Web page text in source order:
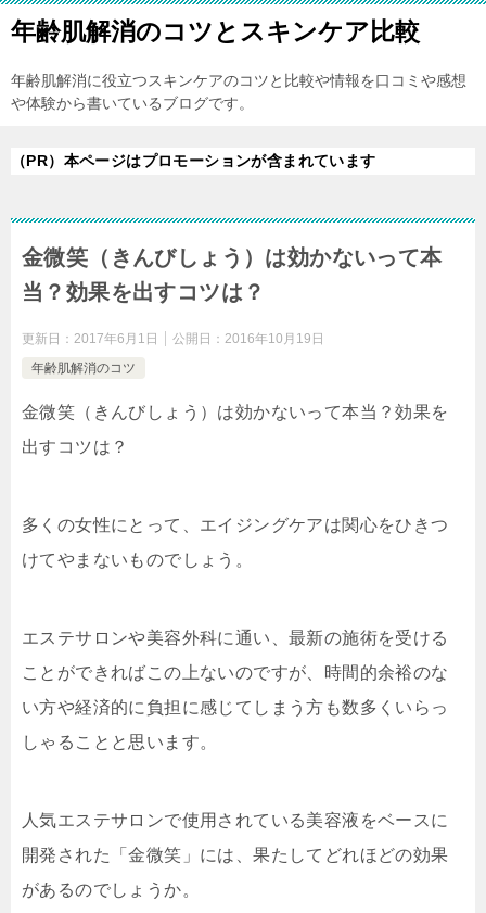
年齢肌解消のコツとスキンケア比較
年齢肌解消に役立つスキンケアのコツと比較や情報を口コミや感想
や体験から書いているブログです。
（PR）本ページはプロモーションが含まれています
金微笑（きんびしょう）は効かないって本
当？効果を出すコツは？
更新日： 2017年6月1日 公開日： 2016年10月19日
年齢肌解消のコツ
金微笑（きんびしょう）は効かないって本当？効果を
出すコツは？
多くの女性にとって、エイジングケアは関心をひきつ
けてやまないものでしょう。
エステサロンや美容外科に通い、最新の施術を受ける
ことができればこの上ないのですが、時間的余裕のな
い方や経済的に負担に感じてしまう方も数多くいらっ
しゃることと思います。
人気エステサロンで使用されている美容液をベースに
開発された「金微笑」には、果たしてどれほどの効果
があるのでしょうか。